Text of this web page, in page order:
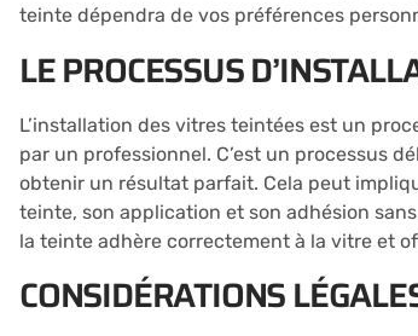
teinte dépendra de vos préférences
LE PROCESSUS
L’installation des vitres teintées est un
par un professionnel. C’est un processus
obtenir un résultat parfait. Cela peut
teinte, son application et son adhésion
la teinte adhère correctement à la vitre et
CONSIDÉRATIONS